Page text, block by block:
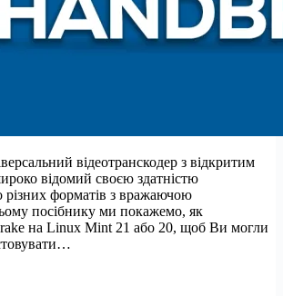
відеотранскодер з відкритим
відомий своєю здатністю
різних форматів з вражаючою
посібнику ми покажемо, як
на Linux Mint 21 або 20, щоб Ви могли